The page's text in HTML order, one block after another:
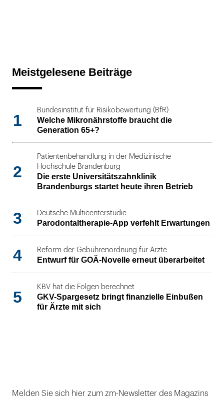
Meistgelesene Beiträge
1
Bundesinstitut für Risikobewertung (BfR)
Welche Mikronährstoffe braucht die
Generation 65+?
2
Patientenbehandlung in der Medizinische
Hochschule Brandenburg
Die erste Universitätszahnklinik
Brandenburgs startet heute ihren Betrieb
3 Deutsche Multicenterstudie
Parodontaltherapie-App verfehlt Erwartungen
4 Reform der Gebührenordnung für Ärzte
Entwurf für GOÄ-Novelle erneut überarbeitet
5
KBV hat die Folgen berechnet
GKV-Spargesetz bringt finanzielle Einbußen
für Ärzte mit sich
Melden Sie sich hier zum zm-Newsletter des Magazins